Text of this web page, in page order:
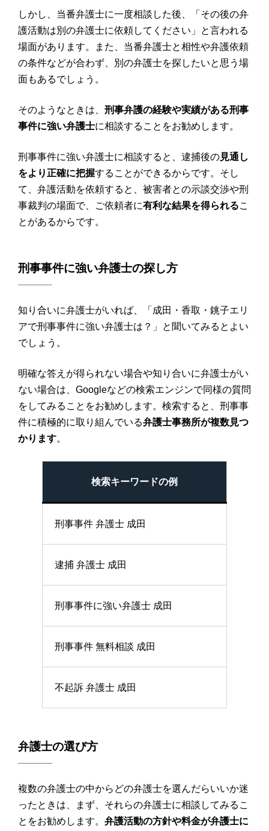
しかし、当番弁護士に一度相談した後、「その後の弁
護活動は別の弁護士に依頼してください」と言われる
場面があります。また、当番弁護士と相性や弁護依頼
の条件などが合わず、別の弁護士を探したいと思う場
面もあるでしょう。
そのようなときは、 刑事弁護の経験や実績がある刑事
事件に強い弁護士に相談することをお勧めします。
刑事事件に強い弁護士に相談すると、逮捕後の見通し
をより正確に把握することができるからです。そし
て、弁護活動を依頼すると、被害者との示談交渉や刑
事裁判の場面で、ご依頼者に有利な結果を得られるこ
とがあるからです。
刑事事件に強い弁護士の探し方
知り合いに弁護士がいれば、「成田・香取・銚子エリ
アで刑事事件に強い弁護士は？」と聞いてみるとよい
でしょう。
明確な答えが得られない場合や知り合いに弁護士がい
ない場合は、Googleなどの検索エンジンで同様の質問
をしてみることをお勧めします。検索すると、刑事事
件に積極的に取り組んでいる弁護士事務所が複数見つ
かります。
検索キーワードの例
刑事事件 弁護士 成田
逮捕 弁護士 成田
刑事事件に強い弁護士 成田
刑事事件 無料相談 成田
不起訴 弁護士 成田
弁護士の選び方
複数の弁護士の中からどの弁護士を選んだらいいか迷
ったときは、まず、それらの弁護士に相談してみるこ
とをお勧めします。 弁護活動の方針や料金が弁護士に